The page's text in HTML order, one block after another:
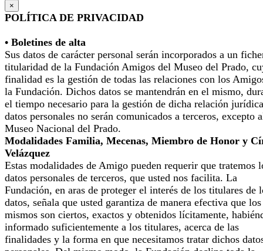
×
POLÍTICA DE PRIVACIDAD
• Boletines de alta
Sus datos de carácter personal serán incorporados a un
titularidad de la Fundación Amigos del Museo del Prado,
finalidad es la gestión de todas las relaciones con los
la Fundación. Dichos datos se mantendrán en el mismo,
el tiempo necesario para la gestión de dicha relación
datos personales no serán comunicados a terceros, excepto
Museo Nacional del Prado.
Modalidades Familia, Mecenas, Miembro de Honor y
Velázquez
Estas modalidades de Amigo pueden requerir que tratemos
datos personales de terceros, que usted nos facilita. La
Fundación, en aras de proteger el interés de los titulares de
datos, señala que usted garantiza de manera efectiva que los
mismos son ciertos, exactos y obtenidos lícitamente,
informado suficientemente a los titulares, acerca de las
finalidades y la forma en que necesitamos tratar dichos